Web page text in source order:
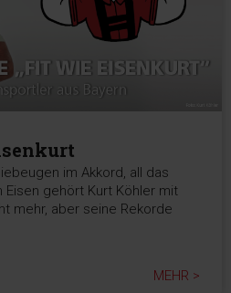
im Akkord, all das
Eisen gehört Kurt Köhler mit
mehr, aber seine Rekorde
MEHR >